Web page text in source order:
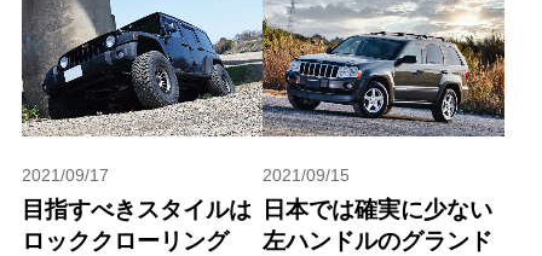
2021/09/17
目指すべきスタイルは
ロッククローリング
2021/09/15
日本では確実に少ない
左ハンドルのグランド